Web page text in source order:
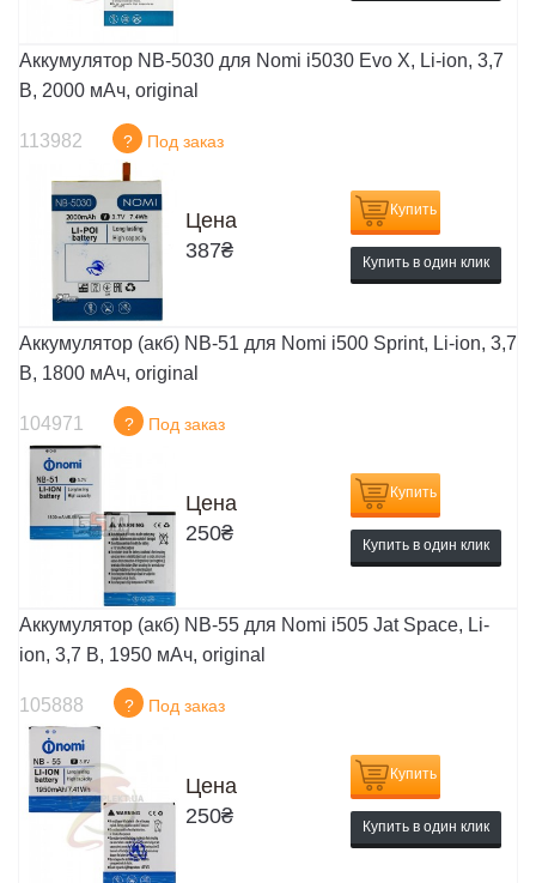
Аккумулятор NB-5030 для Nomi i5030 Evo X, Li-ion, 3,7
В, 2000 мАч, original
113982 ? Под заказ
Цена
387₴
Купить
Купить в один клик
Аккумулятор (акб) NB-51 для Nomi i500 Sprint, Li-ion, 3,7
В, 1800 мАч, original
104971 ? Под заказ
Цена
250₴
Купить
Купить в один клик
Аккумулятор (акб) NB-55 для Nomi i505 Jat Space, Li-
ion, 3,7 В, 1950 мАч, original
105888 ? Под заказ
Цена
250₴
Купить
Купить в один клик